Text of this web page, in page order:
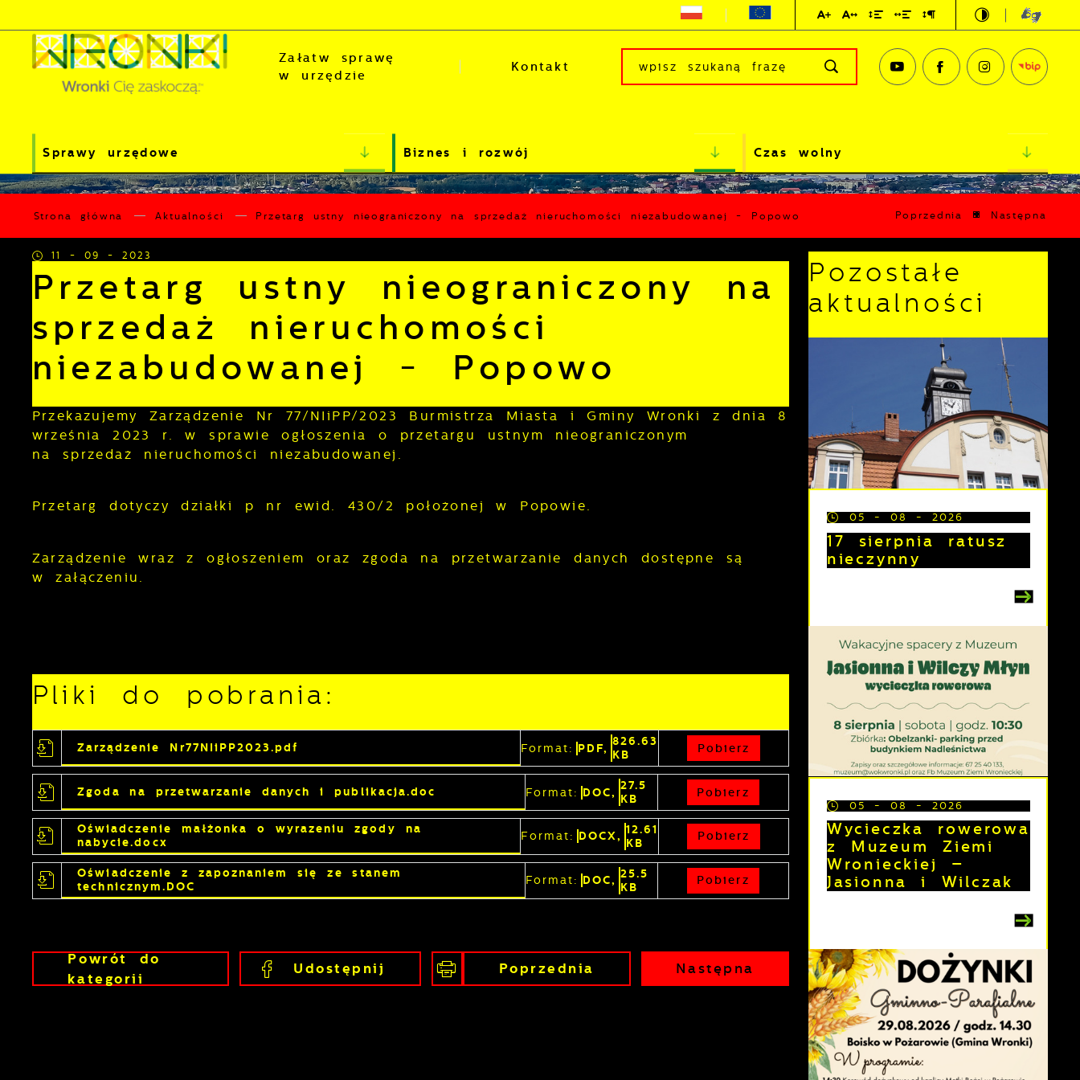
Załatw sprawę
w urzędzie
Kontakt
Sprawy urzędowe Biznes i rozwój Czas wolny
Strona główna Aktualności Przetarg ustny nieograniczony na sprzedaż nieruchomości niezabudowanej - Popowo Poprzednia Następna
11 - 09 - 2023
Przetarg ustny nieograniczony na
sprzedaż nieruchomości
niezabudowanej - Popowo
Przekazujemy Zarządzenie Nr 77/NIiPP/2023 Burmistrza Miasta i Gminy Wronki z dnia 8
września 2023 r. w sprawie ogłoszenia o przetargu ustnym nieograniczonym
na sprzedaż nieruchomości niezabudowanej.
Przetarg dotyczy działki p nr ewid. 430/2 położonej w Popowie.
Zarządzenie wraz z ogłoszeniem oraz zgoda na przetwarzanie danych dostępne są
w załączeniu.
Pliki do pobrania:
Zarządzenie Nr77NIiPP2023.pdf Format: PDF,
826.63
KB
Pobierz
Zgoda na przetwarzanie danych i publikacja.doc Format: DOC,
27.5
KB
Pobierz
Oświadczenie małżonka o wyrazeniu zgody na
nabycie.docx
Format: DOCX,
12.61
KB
Pobierz
Oświadczenie z zapoznaniem się ze stanem
technicznym.DOC
Format: DOC,
25.5
KB
Pobierz
Powrótdo
kategorii
Udostępnij Poprzednia Następna
Pozostałe
aktualności
05 - 08 - 2026
17 sierpnia ratusz
nieczynny
05 - 08 - 2026
Wycieczka rowerowa
z Muzeum Ziemi
Wronieckiej –
Jasionna i Wilczak
Ustawienia
Szanujemy Twoją prywatność. Możesz zmienić ustawienia
cookies lub zaakceptować je wszystkie. W dowolnym
momencie możesz dokonać zmiany swoich ustawień.
Niezbędne
Niezbędne pliki cookies służą do prawidłowego